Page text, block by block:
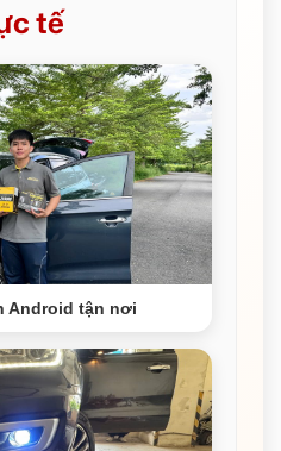
tế
Android tận nơi